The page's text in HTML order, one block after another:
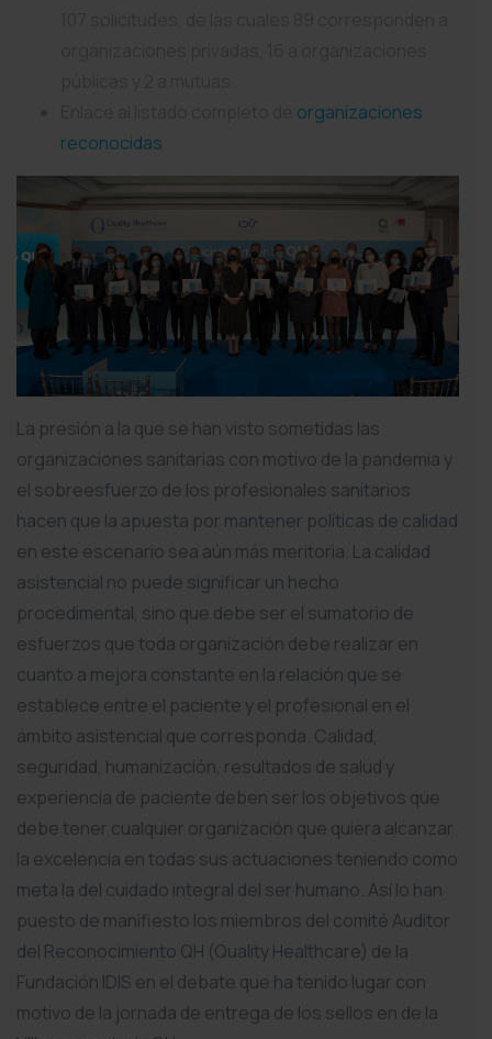
organizaciones
reconocidas
La presión a la que se han visto sometidas las
organizaciones sanitarias con motivo de la pandemia y
el sobreesfuerzo de los profesionales sanitarios
hacen que la apuesta por mantener políticas de calidad
en este escenario sea aún más meritoria. La calidad
asistencial no puede significar un hecho
procedimental, sino que debe ser el sumatorio de
esfuerzos que toda organización debe realizar en
cuanto a mejora constante en la relación que se
establece entre el paciente y el profesional en el
ámbito asistencial que corresponda. Calidad,
seguridad, humanización, resultados de salud y
experiencia de paciente deben ser los objetivos que
debe tener cualquier organización que quiera alcanzar
la excelencia en todas sus actuaciones teniendo como
meta la del cuidado integral del ser humano. Así lo han
puesto de manifiesto los miembros del comité Auditor
del Reconocimiento QH (Quality Healthcare) de la
Fundación IDIS en el debate que ha tenido lugar con
motivo de la jornada de entrega de los sellos en de la